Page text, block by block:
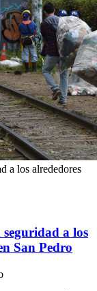
a los alrededores
a los
San Pedro